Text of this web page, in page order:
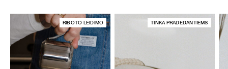
RIBOTO LEIDIMO TINKA PRADEDANTIEMS